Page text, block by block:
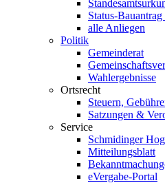
Status-
alle Anliegen
Politik
Gemeinderat
Wahlergebnisse
Ortsrecht
Steuern,
Satzungen &
Service
Schmidinger
Mitteilungsblatt
eVergabe-Portal